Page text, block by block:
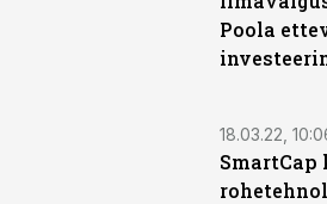
Poola
18.03.22,
SmartCap